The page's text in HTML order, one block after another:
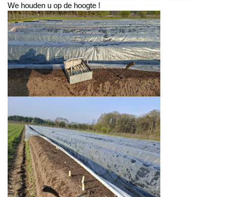
We houden u op de hoogte !